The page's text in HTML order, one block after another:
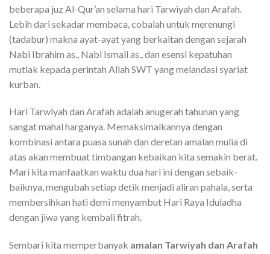
beberapa juz Al-Qur’an selama hari Tarwiyah dan Arafah.
Lebih dari sekadar membaca, cobalah untuk merenungi
(tadabur) makna ayat-ayat yang berkaitan dengan sejarah
Nabi Ibrahim as., Nabi Ismail as., dan esensi kepatuhan
mutlak kepada perintah Allah SWT yang melandasi syariat
kurban.
Hari Tarwiyah dan Arafah adalah anugerah tahunan yang
sangat mahal harganya. Memaksimalkannya dengan
kombinasi antara puasa sunah dan deretan amalan mulia di
atas akan membuat timbangan kebaikan kita semakin berat.
Mari kita manfaatkan waktu dua hari ini dengan sebaik-
baiknya, mengubah setiap detik menjadi aliran pahala, serta
membersihkan hati demi menyambut Hari Raya Iduladha
dengan jiwa yang kembali fitrah.
Sembari kita memperbanyak amalan Tarwiyah dan Arafah